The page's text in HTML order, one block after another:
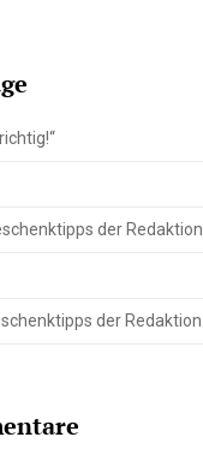
der Redaktion
der Redaktion